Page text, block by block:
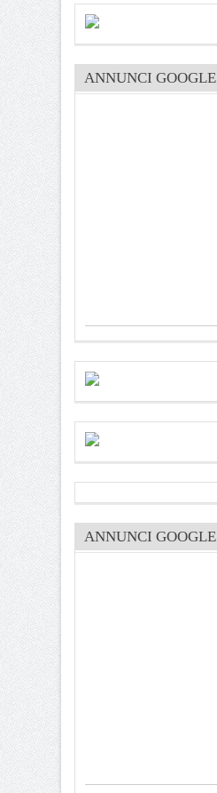
ANNUNCI GOOGLE
ANNUNCI GOOGLE